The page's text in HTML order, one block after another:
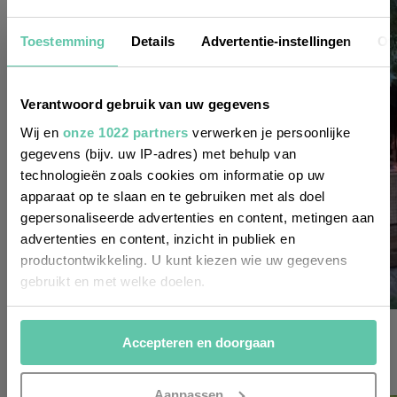
Toestemming Details Advertentie-instellingen
Verantwoord gebruik van uw gegevens
Wij en onze 1022 partners verwerken je persoonlijke
gegevens (bijv. uw IP-adres) met behulp van
technologieën zoals cookies om informatie op uw
apparaat op te slaan en te gebruiken met als doel
gepersonaliseerde advertenties en content, metingen aan
advertenties en content, inzicht in publiek en
productontwikkeling. U kunt kiezen wie uw gegevens
gebruikt en met welke doelen.
Als u het toestaat, willen we ook graag:
Informatie verzamelen over uw geografische
locatie, die tot een paar meter nauwkeurig kan zijn
Uw apparaat identificeren door het actief te
Accepteren en doorgaan
gîtes & vakantiehuizen
Domaine en Birbès, gezellig terugkeeradres in
Zuid-Frankrijk
Nieuwsbrief
Wil je altijd als eerste op de hoogte zijn
van de laatste nieuwtjes, leuke adressen
en inspirerende tips voor Frankrijk? Meld
je dan aan voor onze 2-wekelijkse
nieuwsbrief. Zo gedaan!